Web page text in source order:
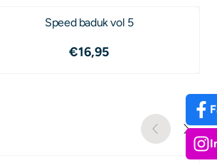
Speed baduk vol 5
Prijs: 16,95
€16,95